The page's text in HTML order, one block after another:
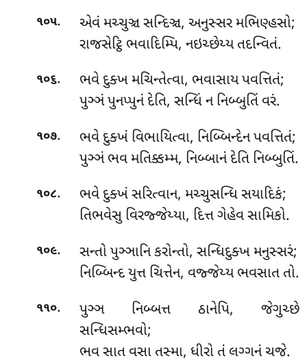
૧૦૫.
એવં મચ્ચુઞ્ચ સન્દિઞ્ચ, અનુસ્સર મભિણ્હસો;
રાજસેટ્ઠિ ભવાદિમ્પિ, નઇચ્છેય્ય તદન્વિતં.
૧૦૬. ભવેદુક્ખ મચિન્તેત્વા, ભવાસાય પવત્તિતં;
પુઞ્ઞં પુનપ્પુનં દેતિ, સન્ધિં ન નિબ્બુતિં વરં.
૧૦૭.
ભવે દુક્ખં વિભાયિત્વા, નિબ્બિન્દેન પવત્તિતં;
પુઞ્ઞં ભવ મતિક્કમ્મ, નિબ્બાનં દેતિ નિબ્બુતિં.
૧૦૮. ભવેદુક્ખં સરિત્વાન, મચ્ચુસન્ધિ સયાદિકં;
તિભવેસુ વિરજ્જેય્યા, દિત્ત ગેહેવ સામિકો.
૧૦૯.
સન્તો પુઞ્ઞાનિ કરોન્તો, સન્ધિદુક્ખ મનુસ્સરં;
નિબ્બિન્દ યુત્ત ચિત્તેન, વજ્જેય્ય ભવસાત તો.
૧૧૦. પુઞ્ઞ નિબ્બત્ત ઠાનેપિ, જેગુચ્છે
સન્ધિસમ્ભવો;
ભવ સાત વસા તસ્મા, ધીરો તં લગ્ગનં ચજે.